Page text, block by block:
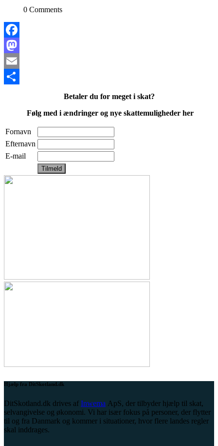
0 Comments
Facebook
Mastodon
Email
Betaler du for meget i skat?
Følg med i ændringer og nye skattemuligheder her
Fornavn
Efternavn
E-mail
Hjælp fra DitSkotland.dk
DitSkotland.dk drives af Inwema ApS, der tilbyder hjælp til skat,
selvangivelse og økonomi. Vi har især fokus på personer, der flytter
til og fra Danmark og kommer i situationer, hvor flere landes regler
skal inddrages.